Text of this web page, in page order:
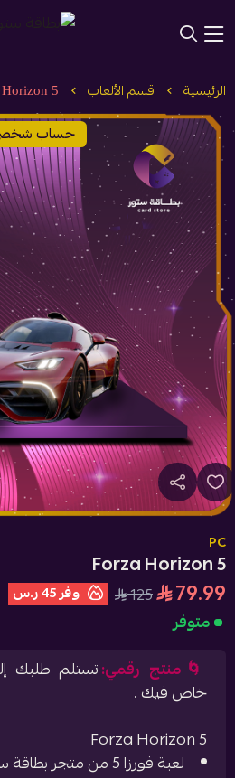
الرئيسية قسم الألعاب Horizon 5
حساب
PC
Forza Horizon 5
79.99
125 وفر45 ر.س
متوفر
🌀منتج رقمي:تستلم طلبك
خاص فيك .
Forza Horizon 5
لعبة فورزا 5 من متجر بطاقة ستور